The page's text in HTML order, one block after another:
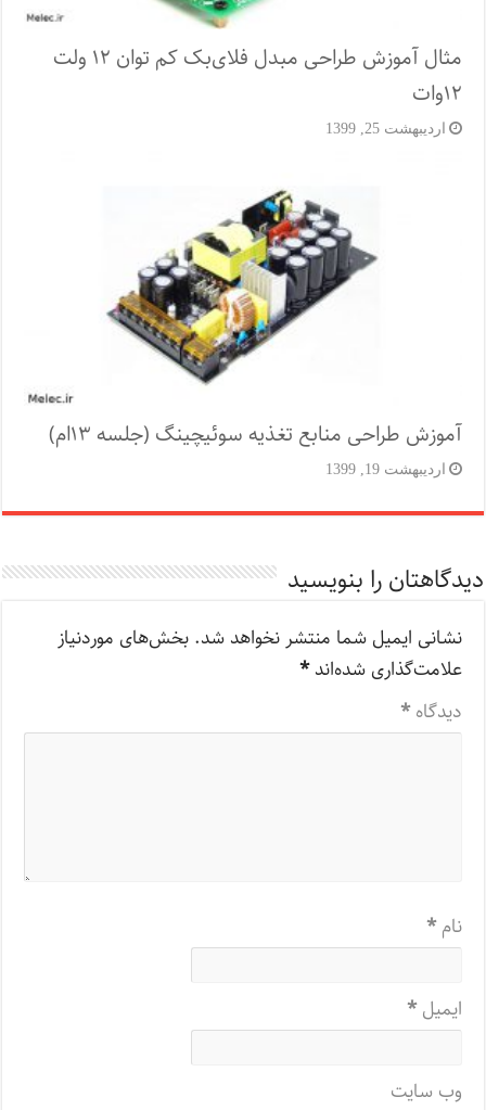
مثال آموزش طراحی مبدل فلای‌بک کم توان ۱۲ ولت
۱۲‌وات
اردیبهشت 25, 1399
آموزش طراحی منابع تغذیه سوئیچینگ (جلسه ۱۳ام)
اردیبهشت 19, 1399
دیدگاهتان را بنویسید
نشانی ایمیل شما منتشر نخواهد شد. بخش‌های موردنیاز
علامت‌گذاری شده‌اند*
دیدگاه*
نام*
ایمیل*
وب‌ سایت